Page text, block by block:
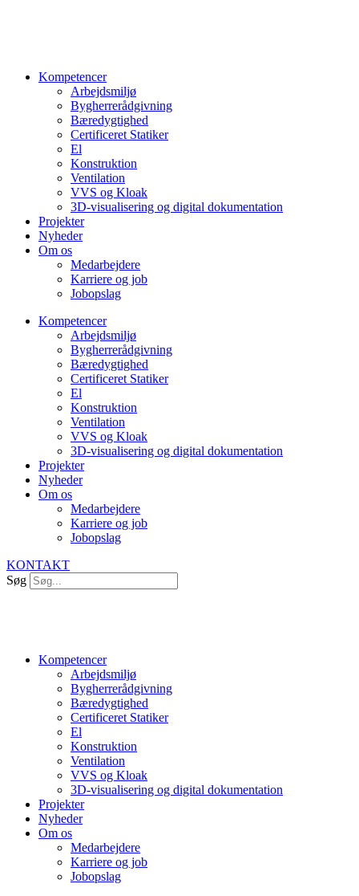
Kompetencer
Arbejdsmiljø
Bygherrerådgivning
Bæredygtighed
Certificeret Statiker
El
Konstruktion
Ventilation
VVS og Kloak
3D-visualisering og digital dokumentation
Projekter
Nyheder
Om os
Medarbejdere
Karriere og job
Jobopslag
Kompetencer
Arbejdsmiljø
Bygherrerådgivning
Bæredygtighed
Certificeret Statiker
El
Konstruktion
Ventilation
VVS og Kloak
3D-visualisering og digital dokumentation
Projekter
Nyheder
Om os
Medarbejdere
Karriere og job
Jobopslag
KONTAKT
Søg
Kompetencer
Arbejdsmiljø
Bygherrerådgivning
Bæredygtighed
Certificeret Statiker
El
Konstruktion
Ventilation
VVS og Kloak
3D-visualisering og digital dokumentation
Projekter
Nyheder
Om os
Medarbejdere
Karriere og job
Jobopslag